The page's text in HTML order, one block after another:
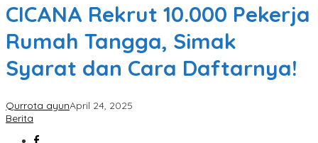
CICANA Rekrut 10.000 Pekerja
Rumah Tangga, Simak
Syarat dan Cara Daftarnya!
Qurrota ayunApril 24, 2025
Berita